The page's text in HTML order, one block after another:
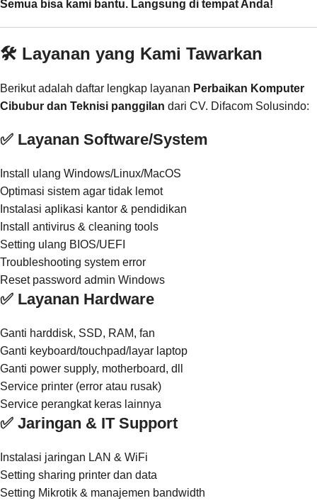
Semua bisa kami bantu. Langsung di tempat Anda!
🛠️ Layanan yang Kami Tawarkan
Berikut adalah daftar lengkap layanan Perbaikan Komputer
Cibubur dan Teknisi panggilan dari CV. Difacom Solusindo:
✅ Layanan Software/System
Install ulang Windows/Linux/MacOS
Optimasi sistem agar tidak lemot
Instalasi aplikasi kantor & pendidikan
Install antivirus & cleaning tools
Setting ulang BIOS/UEFI
Troubleshooting system error
Reset password admin Windows
✅ Layanan Hardware
Ganti harddisk, SSD, RAM, fan
Ganti keyboard/touchpad/layar laptop
Ganti power supply, motherboard, dll
Service printer (error atau rusak)
Service perangkat keras lainnya
✅ Jaringan & IT Support
Instalasi jaringan LAN & WiFi
Setting sharing printer dan data
Setting Mikrotik & manajemen bandwidth